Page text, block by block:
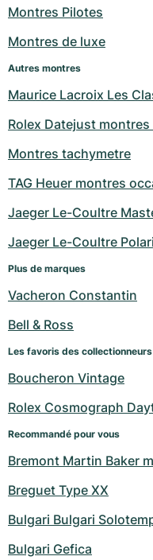
Milgauss
Yacht-Master
Yacht-Master II
Sky-Dweller
Submariner
Montres pour femmes
Ronde
Crash
Pasha
Baignoire
Ballon Blanc
Montres d'occasion
Montres pour femmes
Professional
Transocean
Cockpit
Super Avenger
Galactic
Montres d'occasion
Montres pour femmes
Formula 1
Montres d'occasion
Montres pour femmes
Portofino
Da Vinci
Aquatimer
GST
Vintage
Spirit of Big Bang
Montres d'occasion
Montres Pilotes
Montres de luxe
Autres montres
Maurice Lacroix Les
Rolex Datejust
Montres tachymetre
TAG Heuer montres
Jaeger Le-Coultre
Jaeger Le-Coultre
Plus de marques
Vacheron Constantin
Bell & Ross
Les favoris des collectionneurs
Boucheron Vintage
Rolex Cosmograph
Recommandé pour vous
Bremont Martin Baker
Breguet Type XX
Bulgari Bulgari
Bulgari Gefica